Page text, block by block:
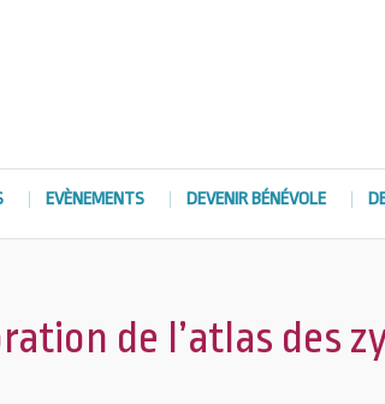
EVÈNEMENTS DEVENIR BÉNÉVOLE
de l’atlas des